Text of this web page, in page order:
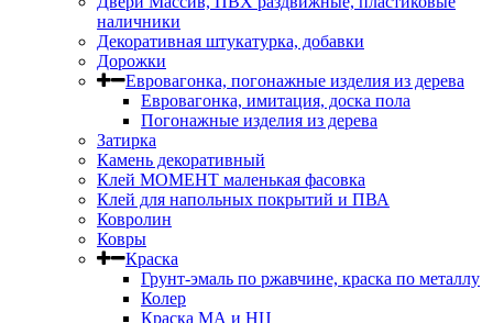
наличники
Декоративная штукатурка, добавки
Дорожки
Евровагонка, погонажные изделия из дерева
Евровагонка, имитация, доска пола
Погонажные изделия из дерева
Затирка
Камень декоративный
Клей МОМЕНТ маленькая фасовка
Клей для напольных покрытий и ПВА
Ковролин
Ковры
Краска
Грунт-эмаль по ржавчине, краска по металлу
Колер
Краска МА и НЦ